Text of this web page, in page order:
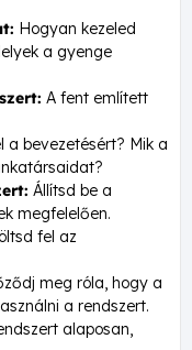
Hogyan kezeled
a gyenge
A fent említett
a bevezetésért? Mik a
Állítsd be a
megfelelően.
fel az
meg róla, hogy a
a rendszert.
alaposan,